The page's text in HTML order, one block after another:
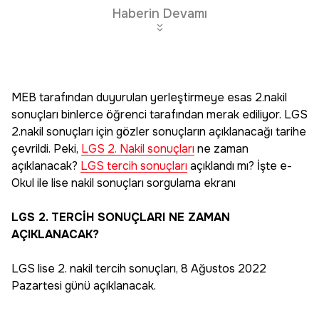
Haberin Devamı
MEB tarafından duyurulan yerleştirmeye esas 2.nakil
sonuçları binlerce öğrenci tarafından merak ediliyor. LGS
2.nakil sonuçları için gözler sonuçların açıklanacağı tarihe
çevrildi. Peki, LGS 2. Nakil sonuçlarıne zaman
açıklanacak? LGS tercih sonuçlarıaçıklandı mı? İşte e-
Okul ile lise nakil sonuçları sorgulama ekranı
LGS 2. TERCİH SONUÇLARI NE ZAMAN
AÇIKLANACAK?
LGS lise 2. nakil tercih sonuçları, 8 Ağustos 2022
Pazartesi günü açıklanacak.